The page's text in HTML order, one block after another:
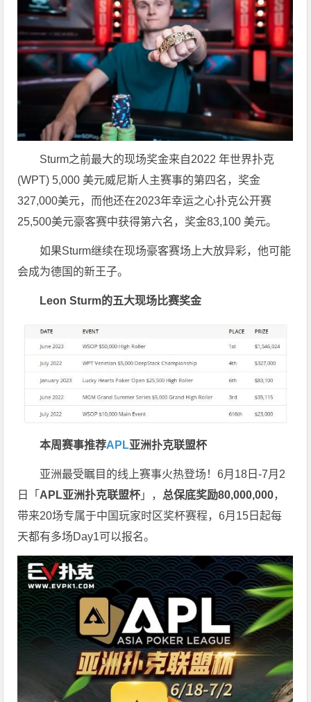
Sturm之前最大的现场奖金来自2022 年世界扑克
(WPT) 5,000 美元威尼斯人主赛事的第四名，奖金
327,000美元，而他还在2023年幸运之心扑克公开赛
25,500美元豪客赛中获得第六名，奖金83,100 美元。
如果Sturm继续在现场豪客赛场上大放异彩，他可能
会成为德国的新王子。
Leon Sturm的五大现场比赛奖金
本周赛事推荐APL亚洲扑克联盟杯
亚洲最受瞩目的线上赛事火热登场！6月18日-7月2
日「 APL亚洲扑克联盟杯 」， 总保底奖励80,000,000，
带来20场专属于中国玩家时区奖杯赛程，6月15日起每
天都有多场Day1可以报名。